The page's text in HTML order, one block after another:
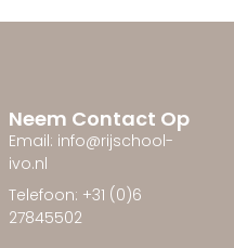
Neem Contact Op
Email: info@rijschool-
ivo.nl
Telefoon: +31 (0)6
27845502